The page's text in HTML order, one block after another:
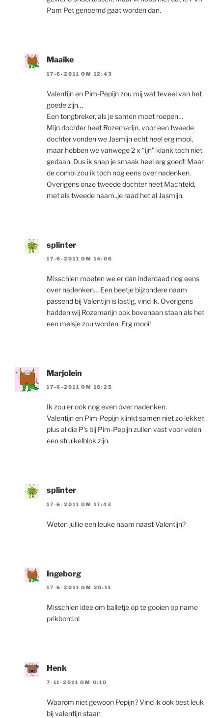
Pam Pet genoemd gaat worden dan.
Maaike
17-6-2011 OM 12:43
Valentijn en Pim-Pepijn zou mij wat teveel van het
goede zijn…
Een tongbreker, als je samen moet roepen…
Mijn dochter heet Rozemarijn, voor een tweede
dochter vonden we Jasmijn echt heel erg mooi,
maar hebben we vanwege 2 x “ijn” klank toch niet
gedaan. Dus ik snap je smaak heel erg goed!! Maar
de combi zou ik toch nog eens over nadenken.
Overigens onze tweede dochter heet Machteld,
met als tweede naam..je raad het al Jasmijn.
splinter
17-6-2011 OM 14:06
Misschien moeten we er dan inderdaad nog eens
over nadenken… Een beetje bijzondere naam
passend bij Valentijn is lastig, vind ik. Overigens
hadden wij Rozemarijn ook bovenaan staan als het
een meisje zou worden. Erg mooi!
Marjolein
17-6-2011 OM 16:25
Ik zou er ook nog even over nadenken.
Valentijn en Pim-Pepijn klinkt samen niet zo lekker,
plus al die P’s bij Pim-Pepijn zullen vast voor velen
een struikelblok zijn.
splinter
17-6-2011 OM 17:43
Weten jullie een leuke naam naast Valentijn?
Ingeborg
17-6-2011 OM 20:11
Misschien idee om balletje op te gooien op name
prikbord.nl
Henk
7-11-2011 OM 0:10
Waarom niet gewoon Pepijn? Vind ik ook best leuk
bij valentijn staan